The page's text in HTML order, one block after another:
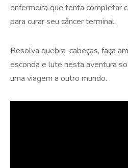
enfermeira que tenta completar
para curar seu câncer terminal.
Resolva quebra-cabeças, faça
esconda e lute nesta aventura
uma viagem a outro mundo.